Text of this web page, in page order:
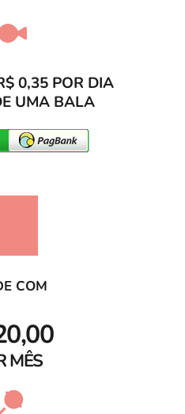
0,35 POR DIA
UMA BALA
COM
MÊS